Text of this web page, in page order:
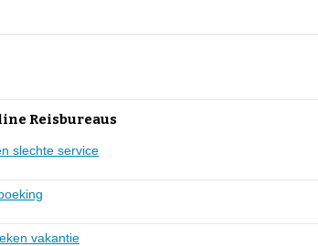
Reisbureaus
slechte service
vakantie